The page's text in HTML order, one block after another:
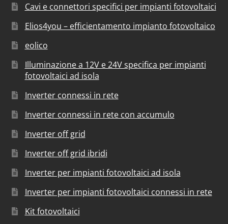
Cavi e connettori specifici per impianti fotovoltaici
Elios4you – efficientamento impianto fotovoltaico
eolico
Illuminazione a 12V e 24V specifica per impianti
fotovoltaici ad isola
Inverter connessi in rete
Inverter connessi in rete con accumulo
Inverter off grid
Inverter off grid ibridi
Inverter per impianti fotovoltaici ad isola
Inverter per impianti fotovoltaici connessi in rete
Kit fotovoltaici